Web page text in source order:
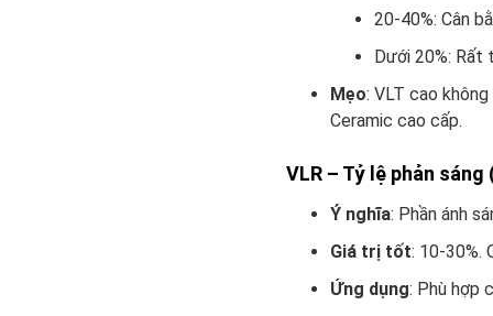
20-40%: Cân
Dưới 20%: Rất
Mẹo: VLT cao
Ceramic cao cấp.
VLR – Tỷ lệ phản
Ý nghĩa: Phần ánh
Giá trị tốt: 10-30%.
Ứng dụng: Phù hợp